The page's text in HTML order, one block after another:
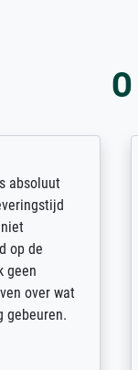
wurde
so
ankam. Es